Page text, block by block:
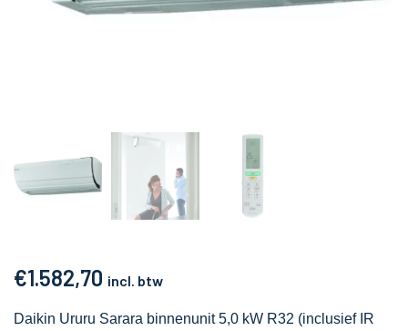
€1.582,70 incl. btw
Daikin Ururu Sarara binnenunit 5,0 kW R32 (inclusief IR